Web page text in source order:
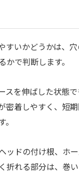
すいかどうかは、
かで判断します。
スを伸ばした状態
密着しやすく、短
ッドの付け根、ホ
折れる部分は、巻